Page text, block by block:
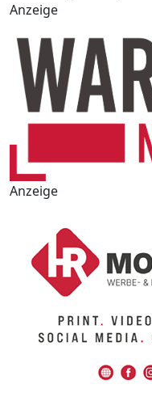
Anzeige
Anzeige